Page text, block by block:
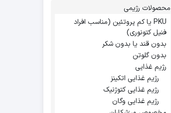
محصولات رژیمی
PKU یا کم پروتئین (مناسب افراد
فنیل کتونوری)
بدون قند یا بدون شکر
بدون گلوتن
رژیم غذایی
رژیم غذایی اتکینز
رژیم غذایی کتوژنیک
رژیم غذایی وگان